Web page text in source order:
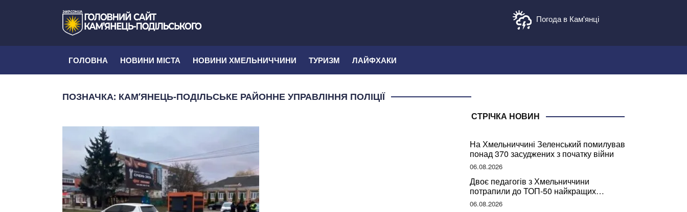
Погода в Кам'янці
ГОЛОВНА НОВИНИ МІСТА НОВИНИ ХМЕЛЬНИЧЧИНИ ТУРИЗМ ЛАЙФХАКИ
ПОЗНАЧКА: КАМ’ЯНЕЦЬ-ПОДІЛЬСЬКЕ РАЙОННЕ УПРАВЛІННЯ ПОЛІЦІЇ
СТРІЧКА НОВИН
На Хмельниччині Зеленський помилував
понад 370 засуджених з початку війни
06.08.2026
Двоє педагогів з Хмельниччини
потрапили до ТОП-50 найкращих
учителів України
06.08.2026